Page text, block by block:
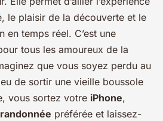
le plaisir de la découverte et le
en temps réel. C’est une
tous les amoureux de la
que vous soyez perdu au
de sortir une vieille boussole
vous sortez votre iPhone,
préférée et laissez-